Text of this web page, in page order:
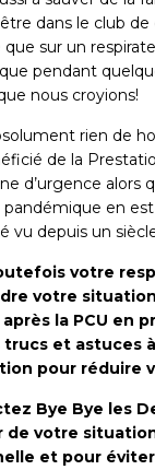
dans le club de
que sur un
pendant
nous croyions!
rien de
de la
d’urgence alors
en est
vu depuis un
votre
votre
la PCU en
trucs et astuces
pour réduire
Bye Bye les
de votre
et pour